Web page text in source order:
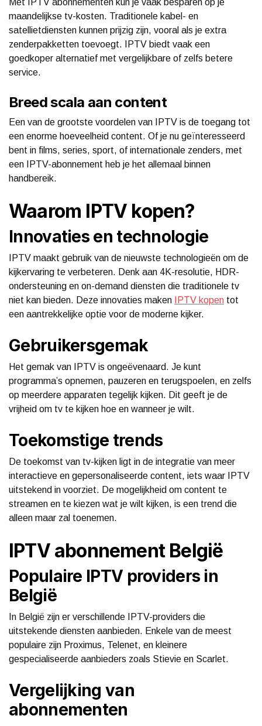
maandelijkse tv-kosten. Traditionele kabel- en
satellietdiensten kunnen prijzig zijn, vooral als je extra
zenderpakketten toevoegt. IPTV biedt vaak een
goedkoper alternatief met vergelijkbare of zelfs betere
service.
Breed scala aan content
Een van de grootste voordelen van IPTV is de toegang tot
een enorme hoeveelheid content. Of je nu geïnteresseerd
bent in films, series, sport, of internationale zenders, met
een IPTV-abonnement heb je het allemaal binnen
handbereik.
Waarom IPTV kopen?
Innovaties en technologie
IPTV maakt gebruik van de nieuwste technologieën om de
kijkervaring te verbeteren. Denk aan 4K-resolutie, HDR-
ondersteuning en on-demand diensten die traditionele tv
niet kan bieden. Deze innovaties maken
IPTV kopen tot
een aantrekkelijke optie voor de moderne kijker.
Gebruikersgemak
Het gemak van IPTV is ongeëvenaard. Je kunt
programma’s opnemen, pauzeren en terugspoelen, en zelfs
op meerdere apparaten tegelijk kijken. Dit geeft je de
vrijheid om tv te kijken hoe en wanneer je wilt.
Toekomstige trends
De toekomst van tv-kijken ligt in de integratie van meer
interactieve en gepersonaliseerde content, iets waar IPTV
uitstekend in voorziet. De mogelijkheid om content te
streamen en te kiezen wat je wilt kijken, is een trend die
alleen maar zal toenemen.
IPTV abonnement België
Populaire IPTV providers in
België
In België zijn er verschillende IPTV-providers die
uitstekende diensten aanbieden. Enkele van de meest
populaire zijn Proximus, Telenet, en kleinere
gespecialiseerde aanbieders zoals Stievie en Scarlet.
Vergelijking van
abonnementen